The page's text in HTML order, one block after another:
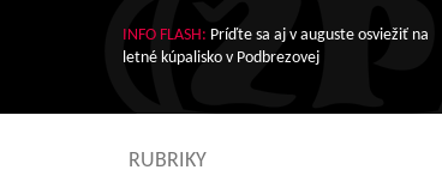
INFO FLASH: Príďte sa aj v auguste osviežiť na
letné kúpalisko v Podbrezovej
RUBRIKY